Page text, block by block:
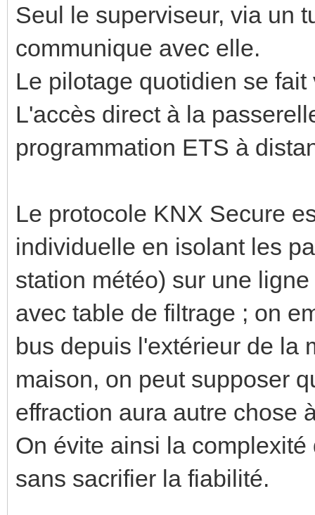
Seul le superviseur, via un
communique avec elle.
Le pilotage quotidien se
L'accès direct à la
programmation ETS à
Le protocole KNX Secure
individuelle en isolant les
station météo) sur une
avec table de filtrage ; on
bus depuis l'extérieur de la
maison, on peut supposer
effraction aura autre chose
On évite ainsi la
sans sacrifier la fiabilité.